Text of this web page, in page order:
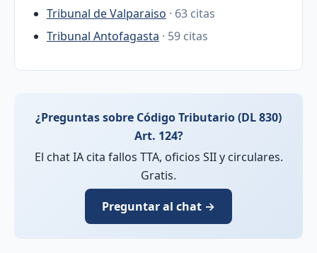
Tribunal de Valparaiso · 63 citas
Tribunal Antofagasta · 59 citas
¿Preguntas sobre Código Tributario (DL 830)
Art. 124?
El chat IA cita fallos TTA, oficios SII y circulares.
Gratis.
Preguntar al chat →